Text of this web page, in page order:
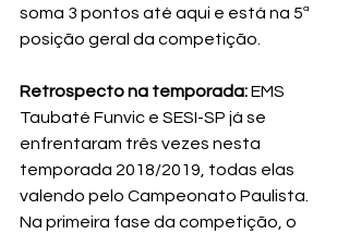
soma 3 pontos até aqui e está na 5ª
posição geral da competição.
Retrospecto na temporada: EMS
Taubaté Funvic e SESI-SP já se
enfrentaram três vezes nesta
temporada 2018/2019, todas elas
valendo pelo Campeonato Paulista.
Na primeira fase da competição, o